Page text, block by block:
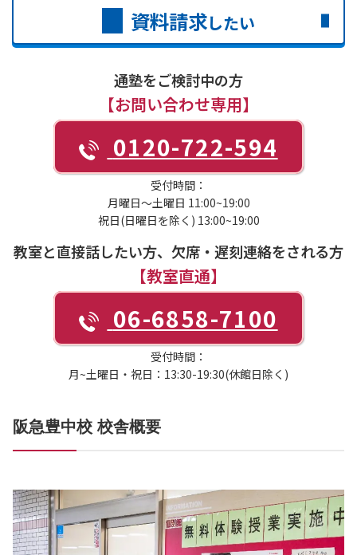
資料請求したい
通塾をご検討中の方
【お問い合わせ専用】
0120-722-594
受付時間：
月曜日～土曜日 11:00~19:00
祝日(日曜日を除く) 13:00~19:00
教室と直接話したい方、欠席・遅刻連絡をされる方
【教室直通】
06-6858-7100
受付時間：
月~土曜日・祝日：13:30-19:30(休館日除く)
阪急豊中校 校舎概要